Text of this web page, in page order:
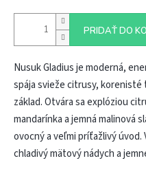
PRIDAŤ DO
Nusuk Gladius je moderná,
spája svieže citrusy,
základ. Otvára sa explóziou
mandarínka a jemná malinová
ovocný a veľmi príťažlivý
chladivý mätový nádych a